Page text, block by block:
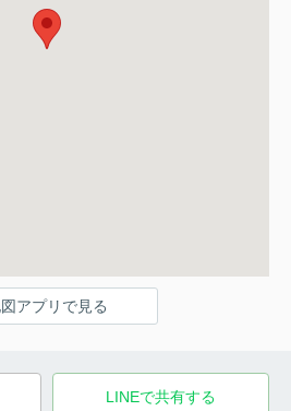
アプリで見る
LINEで共有する